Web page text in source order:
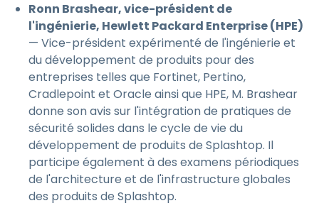
Ronn Brashear, vice-président de
l'ingénierie, Hewlett Packard Enterprise (HPE)
— Vice-président expérimenté de l'ingénierie et
du développement de produits pour des
entreprises telles que Fortinet, Pertino,
Cradlepoint et Oracle ainsi que HPE, M. Brashear
donne son avis sur l'intégration de pratiques de
sécurité solides dans le cycle de vie du
développement de produits de Splashtop. Il
participe également à des examens périodiques
de l'architecture et de l'infrastructure globales
des produits de Splashtop.